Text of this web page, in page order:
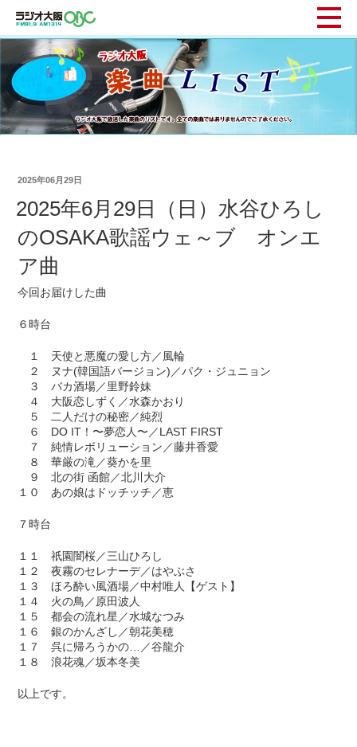
2025年06月29日
2025年6月29日（日）水谷ひろし
のOSAKA歌謡ウェ～ブ オンエ
ア曲
今回お届けした曲
６時台
１ 天使と悪魔の愛し方／風輪
２ ヌナ(韓国語バージョン)／パク・ジュニョン
３ バカ酒場／里野鈴妹
４ 大阪恋しずく／水森かおり
５ 二人だけの秘密／純烈
６ DO IT！〜夢恋人〜／LAST FIRST
７ 純情レボリューション／藤井香愛
８ 華厳の滝／葵かを里
９ 北の街 函館／北川大介
１０ あの娘はドッチッチ／恵
７時台
１１ 祇園闇桜／三山ひろし
１２ 夜霧のセレナーデ／はやぶさ
１３ ほろ酔い風酒場／中村唯人【ゲスト】
１４ 火の鳥／原田波人
１５ 都会の流れ星／水城なつみ
１６ 銀のかんざし／朝花美穂
１７ 呉に帰ろうかの…／谷龍介
１８ 浪花魂／坂本冬美
以上です。